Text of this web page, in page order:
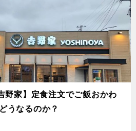
野家】定食注文でご飯おかわ
うなるのか？